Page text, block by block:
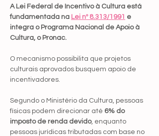
A Lei Federal de Incentivo à Cultura está
fundamentada na Lei nº 8.313/1991 e
integra o Programa Nacional de Apoio à
Cultura, o Pronac.
O mecanismo possibilita que projetos
culturais aprovados busquem apoio de
incentivadores.
Segundo o Ministério da Cultura, pessoas
físicas podem direcionar até 6% do
imposto de renda devido, enquanto
pessoas jurídicas tributadas com base no